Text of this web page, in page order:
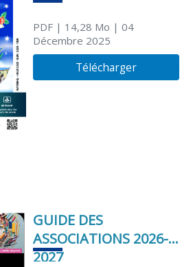
PDF| 14,28 Mo | 04
Décembre 2025
Télécharger
GUIDE DES
ASSOCIATIONS 2026-
2027